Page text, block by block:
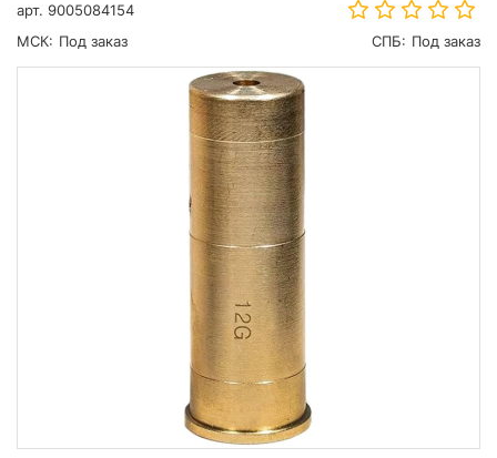
арт. 9005084154
МСК: Под заказ СПБ: Под заказ